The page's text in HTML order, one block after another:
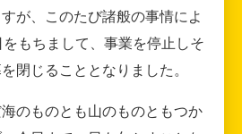
が、このたび諸般の事情によ
もちまして、事業を停止しそ
閉じることとなりました。
のものとも山のものともつか